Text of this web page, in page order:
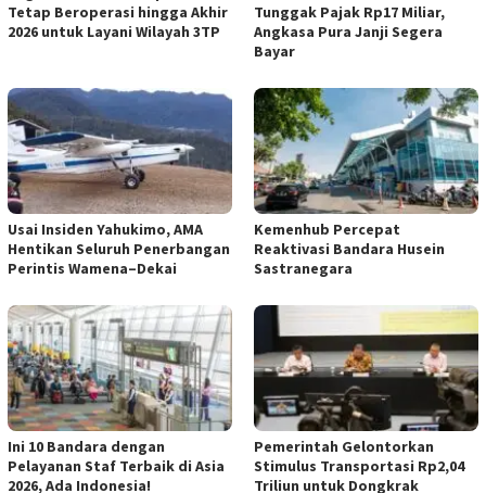
Tetap Beroperasi hingga Akhir
2026 untuk Layani Wilayah 3TP
Tunggak Pajak Rp17 Miliar,
Angkasa Pura Janji Segera
Bayar
Usai Insiden Yahukimo, AMA
Hentikan Seluruh Penerbangan
Perintis Wamena–Dekai
Kemenhub Percepat
Reaktivasi Bandara Husein
Sastranegara
Ini 10 Bandara dengan
Pelayanan Staf Terbaik di Asia
2026, Ada Indonesia!
Pemerintah Gelontorkan
Stimulus Transportasi Rp2,04
Triliun untuk Dongkrak